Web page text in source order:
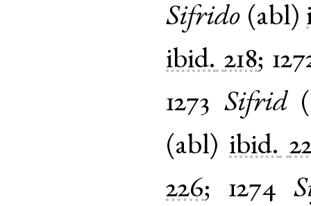
Sifrido (abl)
ibid. 218;
1273 Sifrid(
(abl) ibid.
226; 1274